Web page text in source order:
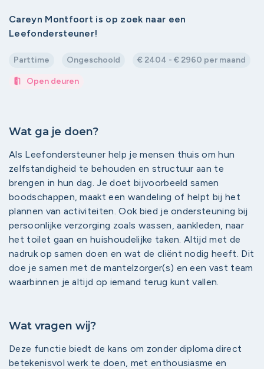
Careyn Montfoort is op zoek naar een
Leefondersteuner!
Parttime Ongeschoold € 2404 - € 2960 per maand
Open deuren
Wat ga je doen?
Als Leefondersteuner help je mensen thuis om hun
zelfstandigheid te behouden en structuur aan te
brengen in hun dag. Je doet bijvoorbeeld samen
boodschappen, maakt een wandeling of helpt bij het
plannen van activiteiten. Ook bied je ondersteuning bij
persoonlijke verzorging zoals wassen, aankleden, naar
het toilet gaan en huishoudelijke taken. Altijd met de
nadruk op samen doen en wat de cliënt nodig heeft. Dit
doe je samen met de mantelzorger(s) en een vast team
waarbinnen je altijd op iemand terug kunt vallen.
Wat vragen wij?
Deze functie biedt de kans om zonder diploma direct
betekenisvol werk te doen, met enthousiasme en